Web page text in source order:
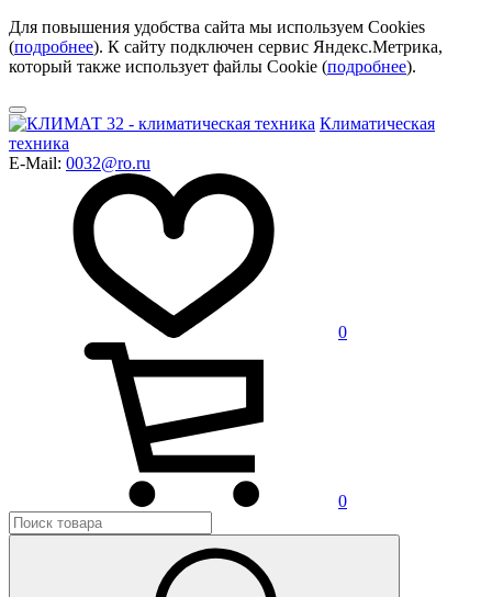
Для повышения удобства сайта мы используем Cookies
(подробнее). К сайту подключен сервис Яндекс.Метрика,
который также использует файлы Cookie (подробнее).
Климатическая
техника
E-Mail: 0032@ro.ru
0
0